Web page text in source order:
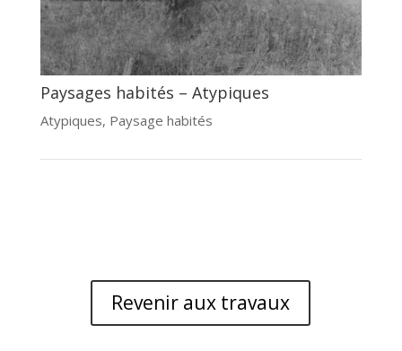
Paysages habités – Atypiques
Atypiques, Paysage habités
Revenir aux travaux